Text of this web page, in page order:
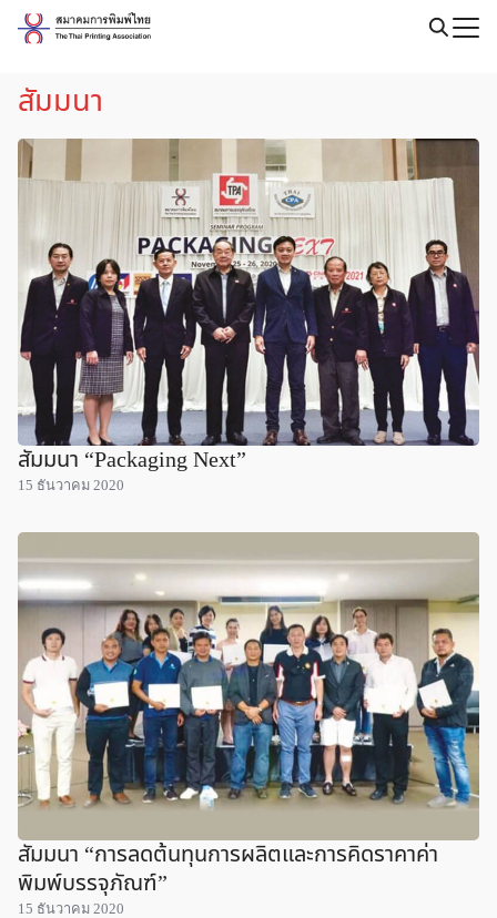
Skip
for:
สัมมนา
สัมมนา “Packaging Next”
15 ธันวาคม 2020
สัมมนา “การลดต้นทุนการผลิตและการคิดราคาค่า
พิมพ์บรรจุภัณฑ์”
15 ธันวาคม 2020